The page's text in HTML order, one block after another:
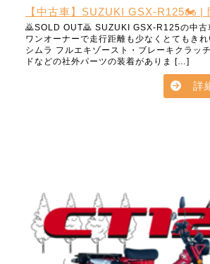
【中古車】SUZUKI GSX-R125🏍️ |
🙇SOLD OUT🙇 SUZUKI GSX-R125の中
ワンオーナーで走行距離も少なくとてもきれ
シムラ フルエキゾースト・ブレーキクラッ
ドなどの社外パーツの装着がありま […]
詳